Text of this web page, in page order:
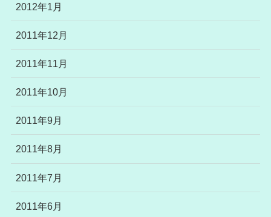
2012年1月
2011年12月
2011年11月
2011年10月
2011年9月
2011年8月
2011年7月
2011年6月